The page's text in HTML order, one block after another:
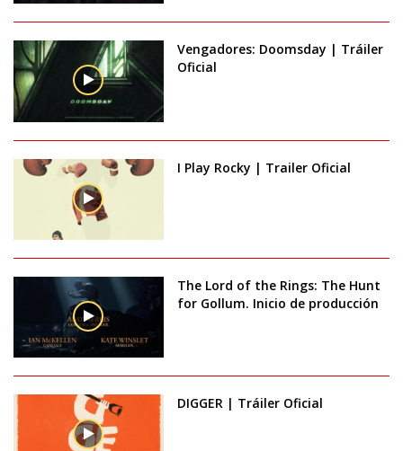
Vengadores: Doomsday | Tráiler
Oficial
I Play Rocky | Trailer Oficial
The Lord of the Rings: The Hunt
for Gollum. Inicio de producción
DIGGER | Tráiler Oficial